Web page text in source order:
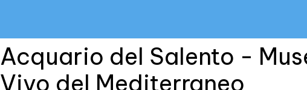
Acquario del Salento -
Vivo del Mediterraneo